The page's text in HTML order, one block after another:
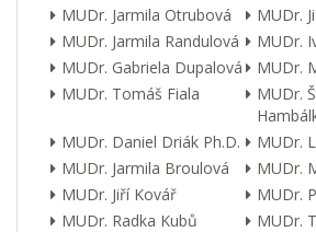
MUDr. Jarmila Otrubová
MUDr.
MUDr. Jarmila Randulová
MUDr.
MUDr. Gabriela Dupalová
MUDr.
MUDr. Tomáš Fiala
MUDr.
MUDr. Daniel Driák Ph.D.
MUDr.
MUDr. Jarmila Broulová
MUDr.
MUDr. Jiří Kovář
MUDr.
MUDr. Radka Kubů
MUDr.